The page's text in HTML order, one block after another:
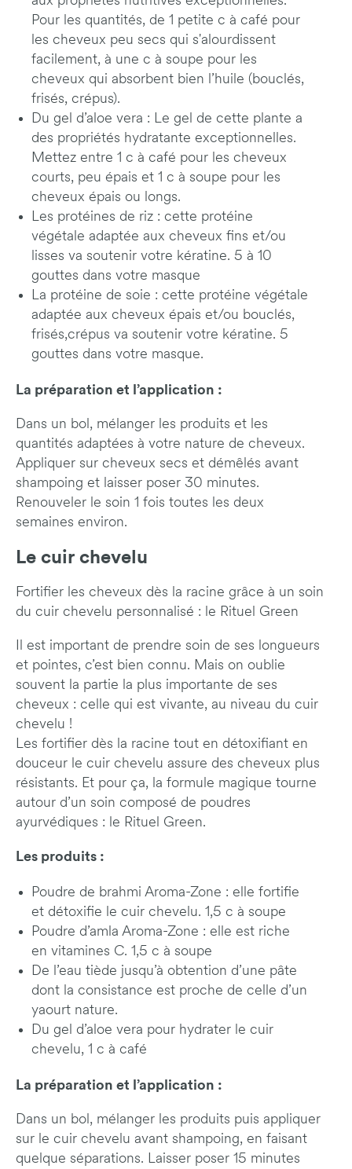
Pour les quantités, de 1 petite c à café pour
les cheveux peu secs qui s'alourdissent
facilement, à une c à soupe pour les
cheveux qui absorbent bien l’huile (bouclés,
frisés, crépus).
Du gel d’aloe vera : Le gel de cette plante a
des propriétés hydratante exceptionnelles.
Mettez entre 1 c à café pour les cheveux
courts, peu épais et 1 c à soupe pour les
cheveux épais ou longs.
Les protéines de riz : cette protéine
végétale adaptée aux cheveux fins et/ou
lisses va soutenir votre kératine. 5 à 10
gouttes dans votre masque
La protéine de soie : cette protéine végétale
adaptée aux cheveux épais et/ou bouclés,
frisés,crépus va soutenir votre kératine. 5
gouttes dans votre masque.
La préparation et l’application :
Dans un bol, mélanger les produits et les
quantités adaptées à votre nature de cheveux.
Appliquer sur cheveux secs et démêlés avant
shampoing et laisser poser 30 minutes.
Renouveler le soin 1 fois toutes les deux
semaines environ.
Le cuir chevelu
Fortifier les cheveux dès la racine grâce à un soin
du cuir chevelu personnalisé : le Rituel Green
Il est important de prendre soin de ses longueurs
et pointes, c’est bien connu. Mais on oublie
souvent la partie la plus importante de ses
cheveux : celle qui est vivante, au niveau du cuir
chevelu !
Les fortifier dès la racine tout en détoxifiant en
douceur le cuir chevelu assure des cheveux plus
résistants. Et pour ça, la formule magique tourne
autour d’un soin composé de poudres
ayurvédiques : le Rituel Green.
Les produits :
Poudre de brahmi Aroma-Zone : elle fortifie
et détoxifie le cuir chevelu. 1,5 c à soupe
Poudre d’amla Aroma-Zone : elle est riche
en vitamines C. 1,5 c à soupe
De l’eau tiède jusqu’à obtention d’une pâte
dont la consistance est proche de celle d’un
yaourt nature.
Du gel d’aloe vera pour hydrater le cuir
chevelu, 1 c à café
La préparation et l’application :
Dans un bol, mélanger les produits puis appliquer
sur le cuir chevelu avant shampoing, en faisant
quelque séparations. Laisser poser 15 minutes